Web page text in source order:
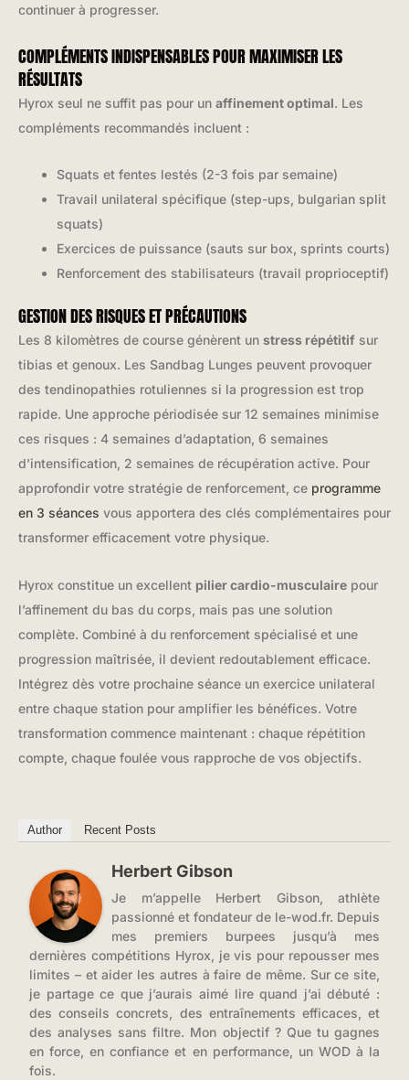
continuer à progresser.
COMPLÉMENTS INDISPENSABLES POUR MAXIMISER LES
RÉSULTATS
Hyrox seul ne suffit pas pour un affinement optimal. Les
compléments recommandés incluent :
Squats et fentes lestés (2-3 fois par semaine)
Travail unilateral spécifique (step-ups, bulgarian split
squats)
Exercices de puissance (sauts sur box, sprints courts)
Renforcement des stabilisateurs (travail proprioceptif)
GESTION DES RISQUES ET PRÉCAUTIONS
Les 8 kilomètres de course génèrent un stress répétitif sur
tibias et genoux. Les Sandbag Lunges peuvent provoquer
des tendinopathies rotuliennes si la progression est trop
rapide. Une approche périodisée sur 12 semaines minimise
ces risques : 4 semaines d’adaptation, 6 semaines
d’intensification, 2 semaines de récupération active. Pour
approfondir votre stratégie de renforcement, ce programme
en 3 séances vous apportera des clés complémentaires pour
transformer efficacement votre physique.
Hyrox constitue un excellent pilier cardio-musculaire pour
l’affinement du bas du corps, mais pas une solution
complète. Combiné à du renforcement spécialisé et une
progression maîtrisée, il devient redoutablement efficace.
Intégrez dès votre prochaine séance un exercice unilateral
entre chaque station pour amplifier les bénéfices. Votre
transformation commence maintenant : chaque répétition
compte, chaque foulée vous rapproche de vos objectifs.
Author Recent Posts
Herbert Gibson
Je m’appelle Herbert Gibson, athlète
passionné et fondateur de le-wod.fr. Depuis
mes premiers burpees jusqu’à mes
dernières compétitions Hyrox, je vis pour repousser mes
limites – et aider les autres à faire de même. Sur ce site,
je partage ce que j’aurais aimé lire quand j’ai débuté :
des conseils concrets, des entraînements efficaces, et
des analyses sans filtre. Mon objectif ? Que tu gagnes
en force, en confiance et en performance, un WOD à la
fois.